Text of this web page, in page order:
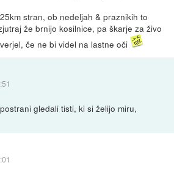
stran, ob nedeljah & praznikih to
že brnijo kosilnice, pa škarje za živo
če ne bi videl na lastne oči
gledali tisti, ki si želijo miru,